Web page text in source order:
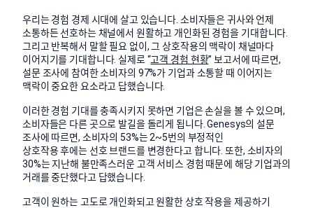
우리는 경험 경제 시대에 살고 있습니다. 소비자들은 귀사와 언제
소통하든 선호하는 채널에서 원활하고 개인화된 경험을 기대합니다.
그리고 반복해서 말할 필요 없이, 그 상호작용의 맥락이 채널마다
이어지기를 기대합니다. 실제로 “고객 경험 현황” 보고서에 따르면,
설문 조사에 참여한 소비자의 97%가 기업과 소통할 때 이어지는
맥락이 중요한 요소라고 답했습니다.
이러한 경험 기대를 충족시키지 못하면 기업은 손실을 볼 수 있으며,
소비자들은 다른 곳으로 발길을 돌리게 됩니다. Genesys의 설문
조사에 따르면, 소비자의 53%는 2~5번의 부정적인
상호작용 후에는 선호 브랜드를 변경한다고 합니다. 또한, 소비자의
30%는 지난해 불만족스러운 고객 서비스 경험 때문에 해당 기업과의
거래를 중단했다고 답했습니다.
고객이 원하는 고도로 개인화되고 원활한 상호 작용을 제공하기